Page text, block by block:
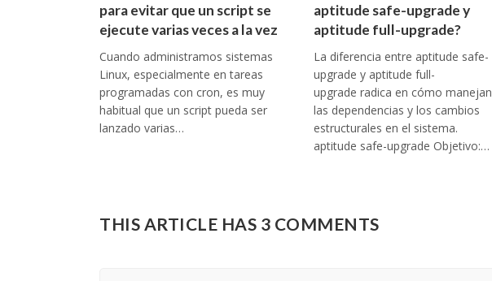
para evitar que un script se
ejecute varias veces a la vez
Cuando administramos sistemas
Linux, especialmente en tareas
programadas con cron, es muy
habitual que un script pueda ser
lanzado varias…
aptitude safe-upgrade y
aptitude full-upgrade?
La diferencia entre aptitude safe-
upgrade y aptitude full-
upgrade radica en cómo manejan
las dependencias y los cambios
estructurales en el sistema.
aptitude safe-upgrade Objetivo:…
THIS ARTICLE HAS 3 COMMENTS